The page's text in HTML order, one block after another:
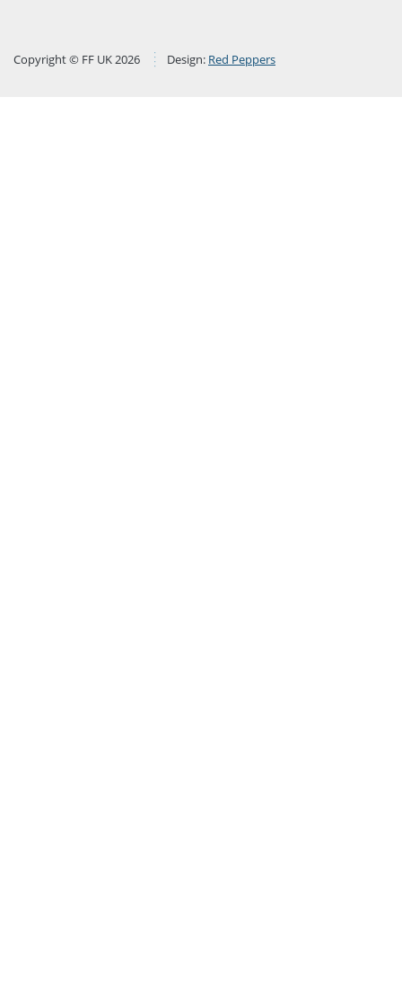
Copyright © FF UK 2026 Design: Red Peppers